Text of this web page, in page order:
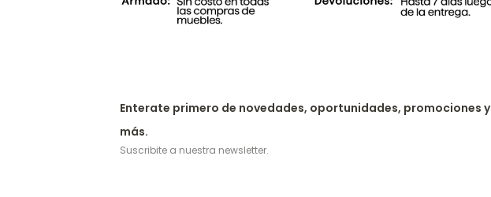
Enterate primero de novedades, oportunidades, promociones y
más.
Suscribite a nuestra newsletter.